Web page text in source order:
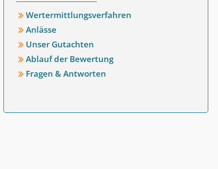
Wertermittlungsverfahren
Anlässe
Unser Gutachten
Ablauf der Bewertung
Fragen & Antworten